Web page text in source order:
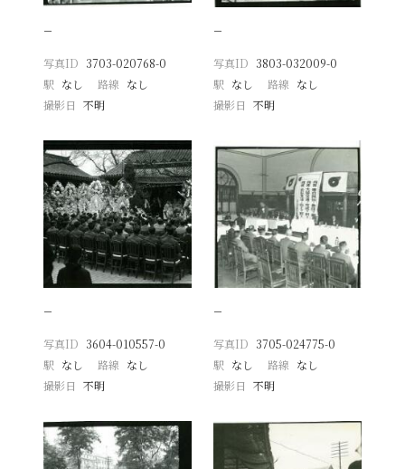
−
写真ID 3703-020768-0
駅 なし 路線 なし
撮影日
不明
−
写真ID 3803-032009-0
駅 なし 路線 なし
撮影日 不明
−
写真ID 3604-010557-0
駅 なし 路線 なし
撮影日
不明
−
写真ID 3705-024775-0
駅 なし 路線 なし
撮影日 不明